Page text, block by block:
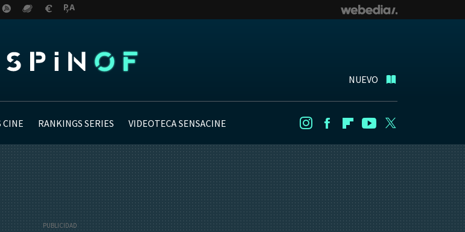
NUEVO
CINE RANKINGS SERIES VIDEOTECA SENSACINE InstagramFacebookFlipboard
Youtube